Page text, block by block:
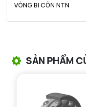
VÒNG BI CÔN NTN
VÒNG BI KIM NTN
SẢN PHẨM